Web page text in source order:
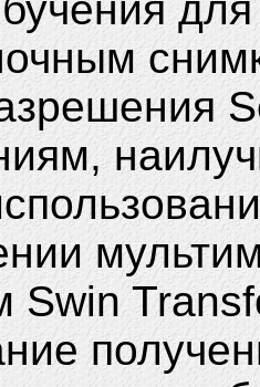
Swin